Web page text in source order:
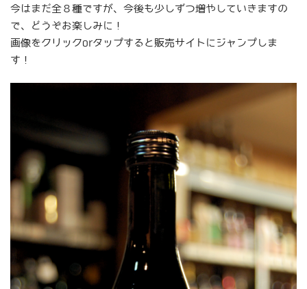
今はまだ全８種ですが、今後も少しずつ増やしていきますの
で、どうぞお楽しみに！
画像をクリックorタップすると販売サイトにジャンプしま
す！